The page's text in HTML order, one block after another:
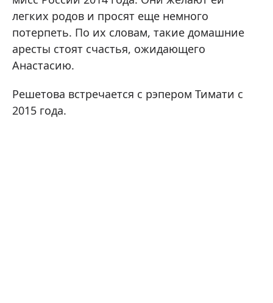
легких родов и просят еще немного
потерпеть. По их словам, такие домашние
аресты стоят счастья, ожидающего
Анастасию.
Решетова встречается с рэпером Тимати с
2015 года.